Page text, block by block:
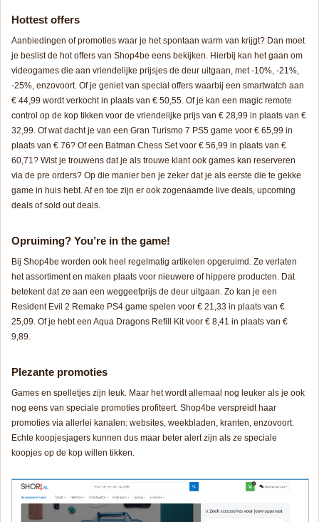
Hottest offers
Aanbiedingen of promoties waar je het spontaan warm van krijgt? Dan moet
je beslist de hot offers van Shop4be eens bekijken. Hierbij kan het gaan om
videogames die aan vriendelijke prijsjes de deur uitgaan, met -10%, -21%,
-25%, enzovoort. Of je geniet van special offers waarbij een smartwatch aan
€ 44,99 wordt verkocht in plaats van € 50,55. Of je kan een magic remote
control op de kop tikken voor de vriendelijke prijs van € 28,99 in plaats van €
32,99. Of wat dacht je van een Gran Turismo 7 PS5 game voor € 65,99 in
plaats van € 76? Of een Batman Chess Set voor € 56,99 in plaats van €
60,71? Wist je trouwens dat je als trouwe klant ook games kan reserveren
via de pre orders? Op die manier ben je zeker dat je als eerste die te gekke
game in huis hebt. Af en toe zijn er ook zogenaamde live deals, upcoming
deals ofsold out deals.
Opruiming? You’re in the game!
Bij Shop4be worden ook heel regelmatig artikelen opgeruimd. Ze verlaten
het assortiment en maken plaats voor nieuwere of hippere producten. Dat
betekent dat ze aan een weggeefprijs de deur uitgaan. Zo kan je een
Resident Evil 2 Remake PS4 game spelen voor € 21,33 in plaats van €
25,09. Of je hebt een Aqua Dragons Refill Kit voor € 8,41 in plaats van €
9,89.
Plezante promoties
Games en spelletjes zijn leuk. Maar het wordt allemaal nog leuker als je ook
nog eens van speciale promoties profiteert. Shop4be verspreidt haar
promoties via allerlei kanalen: websites, weekbladen, kranten, enzovoort.
Echte koopjesjagers kunnen dus maar beter alert zijn als ze speciale
koopjes op de kop willen tikken.